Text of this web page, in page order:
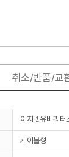
취소/반품/교
이지넷유비쿼터
케이블형